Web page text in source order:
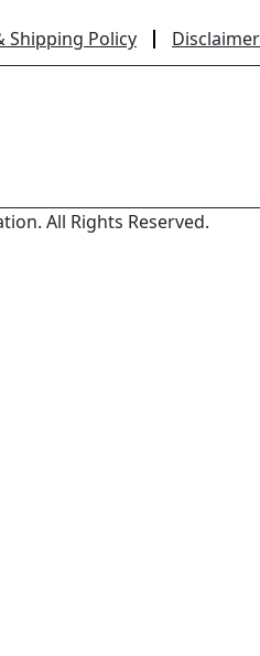
Shipping Policy
Disclaimer
All Rights Reserved.